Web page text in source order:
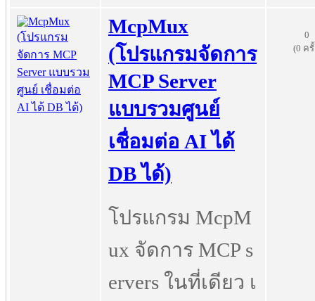
McpMux
(โปรแกรมจัดการ
MCP Server
แบบรวมศูนย์
เชื่อมต่อ AI ได้
DB ได้)
โปรแกรม McpM
ux จัดการ MCP s
ervers ในที่เดียว เ
0
(0 ค